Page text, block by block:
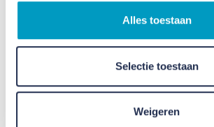
Alles toestaan
Selectie toestaan
Weigeren
Transformatie oude school Buchten